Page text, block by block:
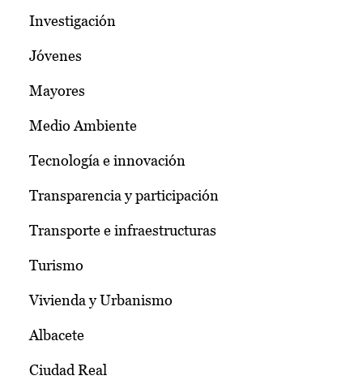
Investigación
Jóvenes
Mayores
Medio Ambiente
Tecnología e innovación
Transparencia y participación
Transporte e infraestructuras
Turismo
Vivienda y Urbanismo
Albacete
Ciudad Real